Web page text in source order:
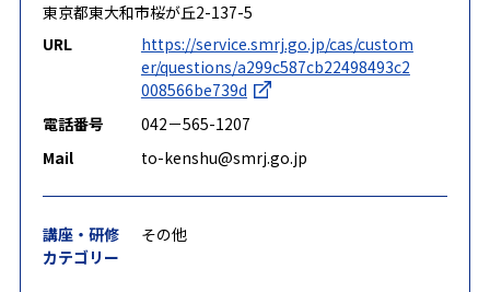
東京都東大和市桜が丘2-137-5
URL
https://service.smrj.go.jp/cas/custom
er/questions/a299c587cb22498493c2
008566be739d
電話番号
042－565-1207
Mail
to-kenshu@smrj.go.jp
講座・研修
カテゴリー
その他